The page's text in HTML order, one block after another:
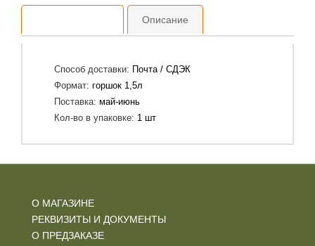
Описание
Способ доставки: Почта / СДЭК
Формат: горшок 1,5л
Поставка: май-июнь
Кол-во в упаковке: 1 шт
О МАГАЗИНЕ
РЕКВИЗИТЫ И ДОКУМЕНТЫ
О ПРЕДЗАКАЗЕ